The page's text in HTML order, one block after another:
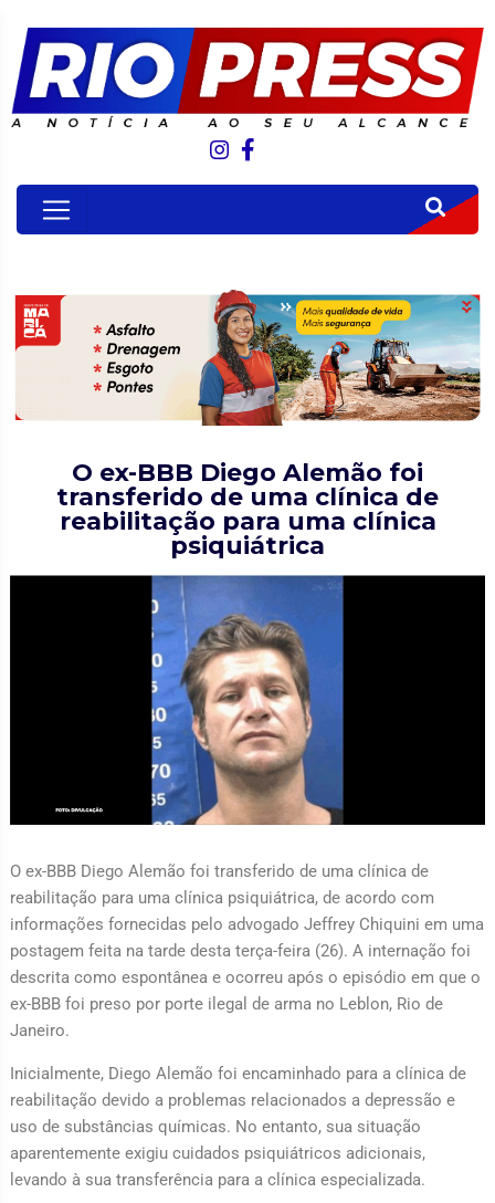
O ex-BBB Diego Alemão foi
transferido de uma clínica de
reabilitação para uma clínica
psiquiátrica
O ex-BBB Diego Alemão foi transferido de uma clínica de
reabilitação para uma clínica psiquiátrica, de acordo com
informações fornecidas pelo advogado Jeffrey Chiquini em uma
postagem feita na tarde desta terça-feira (26). A internação foi
descrita como espontânea e ocorreu após o episódio em que o
ex-BBB foi preso por porte ilegal de arma no Leblon, Rio de
Janeiro.
Inicialmente, Diego Alemão foi encaminhado para a clínica de
reabilitação devido a problemas relacionados a depressão e
uso de substâncias químicas. No entanto, sua situação
aparentemente exigiu cuidados psiquiátricos adicionais,
levando à sua transferência para a clínica especializada.